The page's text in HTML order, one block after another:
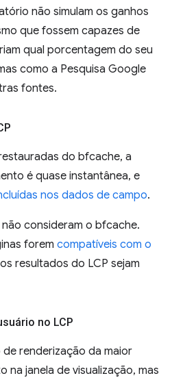
não simulam os ganhos
que fossem capazes de
qual porcentagem do seu
como a Pesquisa Google
fontes.
do bfcache, a
é quase instantânea, e
nos dados de campo.
consideram o bfcache.
forem compatíveis com o
resultados do LCP sejam
no LCP
renderização da maior
na janela de visualização, mas